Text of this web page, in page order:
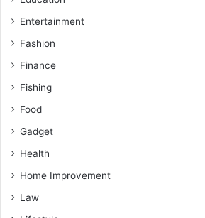
Entertainment
Fashion
Finance
Fishing
Food
Gadget
Health
Home Improvement
Law